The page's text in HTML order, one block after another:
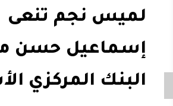
لميس نجم تنعى
إسماعيل حسن
البنك المركزي